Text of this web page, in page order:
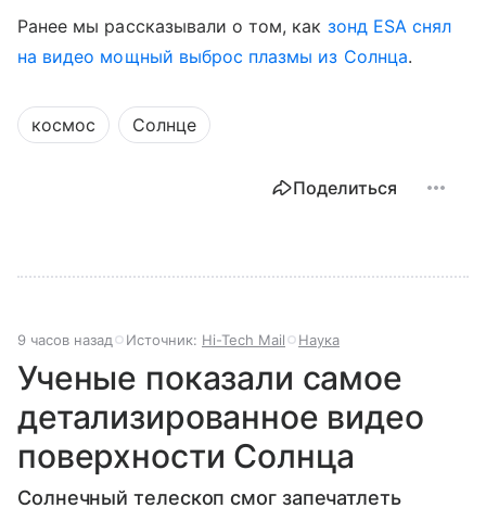
Ранее мы рассказывали о том, как зонд ESA снял
на видео мощный выброс плазмы из Солнца.
космос Солнце
Поделиться
9 часов назад Источник: Hi-Tech Mail Наука
Ученые показали самое
детализированное видео
поверхности Солнца
Солнечный телескоп смог запечатлеть